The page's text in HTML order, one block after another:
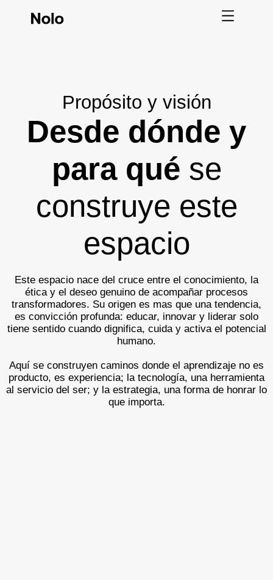
Propósito y visión
Desde dónde y
para qué se
construye este
espacio
Este espacio nace del cruce entre el conocimiento, la
ética y el deseo genuino de acompañar procesos
transformadores. Su origen es mas que una tendencia,
es convicción profunda: educar, innovar y liderar solo
tiene sentido cuando dignifica, cuida y activa el potencial
humano.
Aquí se construyen caminos donde el aprendizaje no es
producto, es experiencia; la tecnología, una herramienta
al servicio del ser; y la estrategia, una forma de honrar lo
que importa.